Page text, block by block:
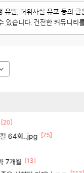
[20]
킬 64회..jpg
[75]
7개월
[13]
패치노트 (8/5)
많은것 같습니다
인보드값 오르나
출 점유율 7%…글로벌 4위로 부상